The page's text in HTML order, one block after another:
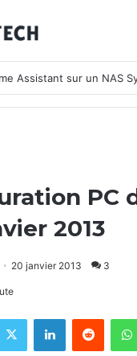
Assistant sur un NAS
PC
2013
20 janvier 2013 3